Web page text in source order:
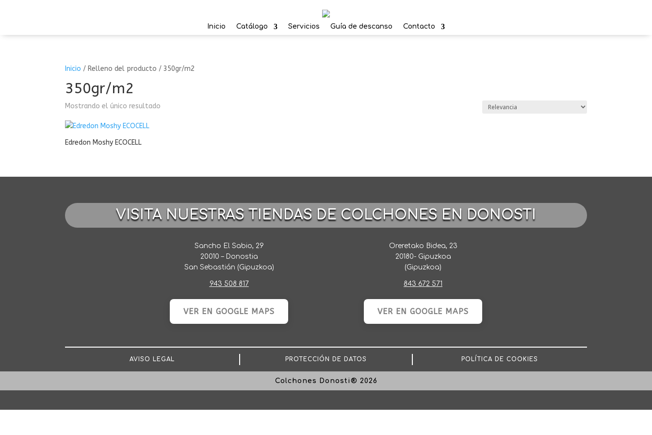
Inicio Catálogo Servicios Guía de descanso Contacto
Inicio / Relleno del producto /350gr/m2
350gr/m2
Mostrando el único resultado
Edredon Moshy ECOCELL
VISITA NUESTRAS TIENDAS DE COLCHONES EN DONOSTI
Sancho El Sabio, 29
20010 – Donostia
San Sebastián (Gipuzkoa)
943 508 817
VER EN GOOGLE MAPS
Oreretako Bidea, 23
20180- Gipuzkoa
(Gipuzkoa)
843 672 571
VER EN GOOGLE MAPS
AVISO LEGAL PROTECCIÓN DE DATOS POLÍTICA DE COOKIES
Colchones Donosti® 2026